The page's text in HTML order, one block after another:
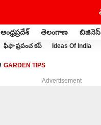
ఆంధ్రప్రదేశ్ తెలంగాణ బిజినెస్
ఫీఫా ప్రపంచ కప్ Ideas Of India
GARDEN TIPS
Advertisement